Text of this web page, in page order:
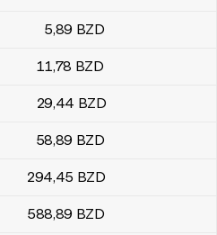
5,89 BZD
11,78 BZD
29,44 BZD
58,89 BZD
294,45 BZD
588,89 BZD